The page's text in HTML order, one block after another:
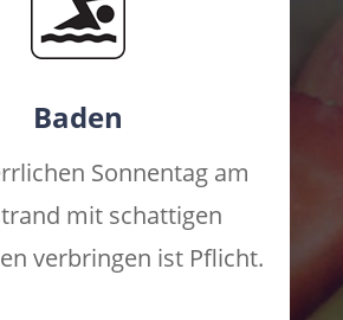
Baden
Sonnentag am
mit schattigen
verbringen ist Pflicht.